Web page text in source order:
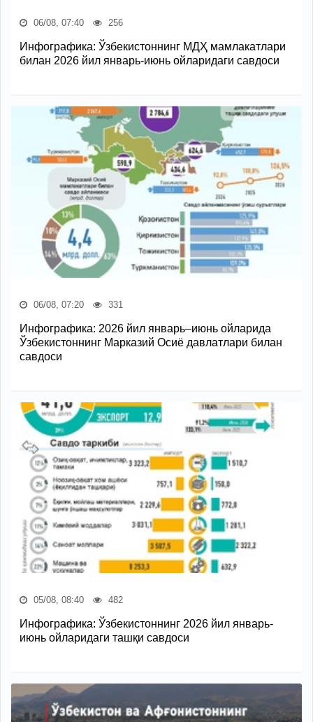
06/08, 07:40 256
Инфографика: Ўзбекистоннинг МДҲ мамлакатлари
билан 2026 йил январь-июнь ойларидаги савдоси
06/08, 07:20 331
Инфографика: 2026 йил январь–июнь ойларида
Ўзбекистоннинг Марказий Осиё давлатлари билан
савдоси
05/08, 08:40 482
Инфографика: Ўзбекистоннинг 2026 йил январь-
июнь ойларидаги ташқи савдоси